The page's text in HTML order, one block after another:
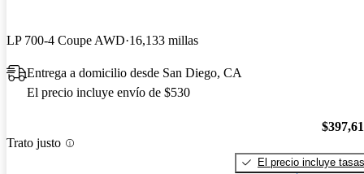
LP 700-4 Coupe AWD 16,133 millas
Entrega a domicilio desde San Diego, CA
El precio incluye envío de $530
Trato justo
El precio incluye tasas